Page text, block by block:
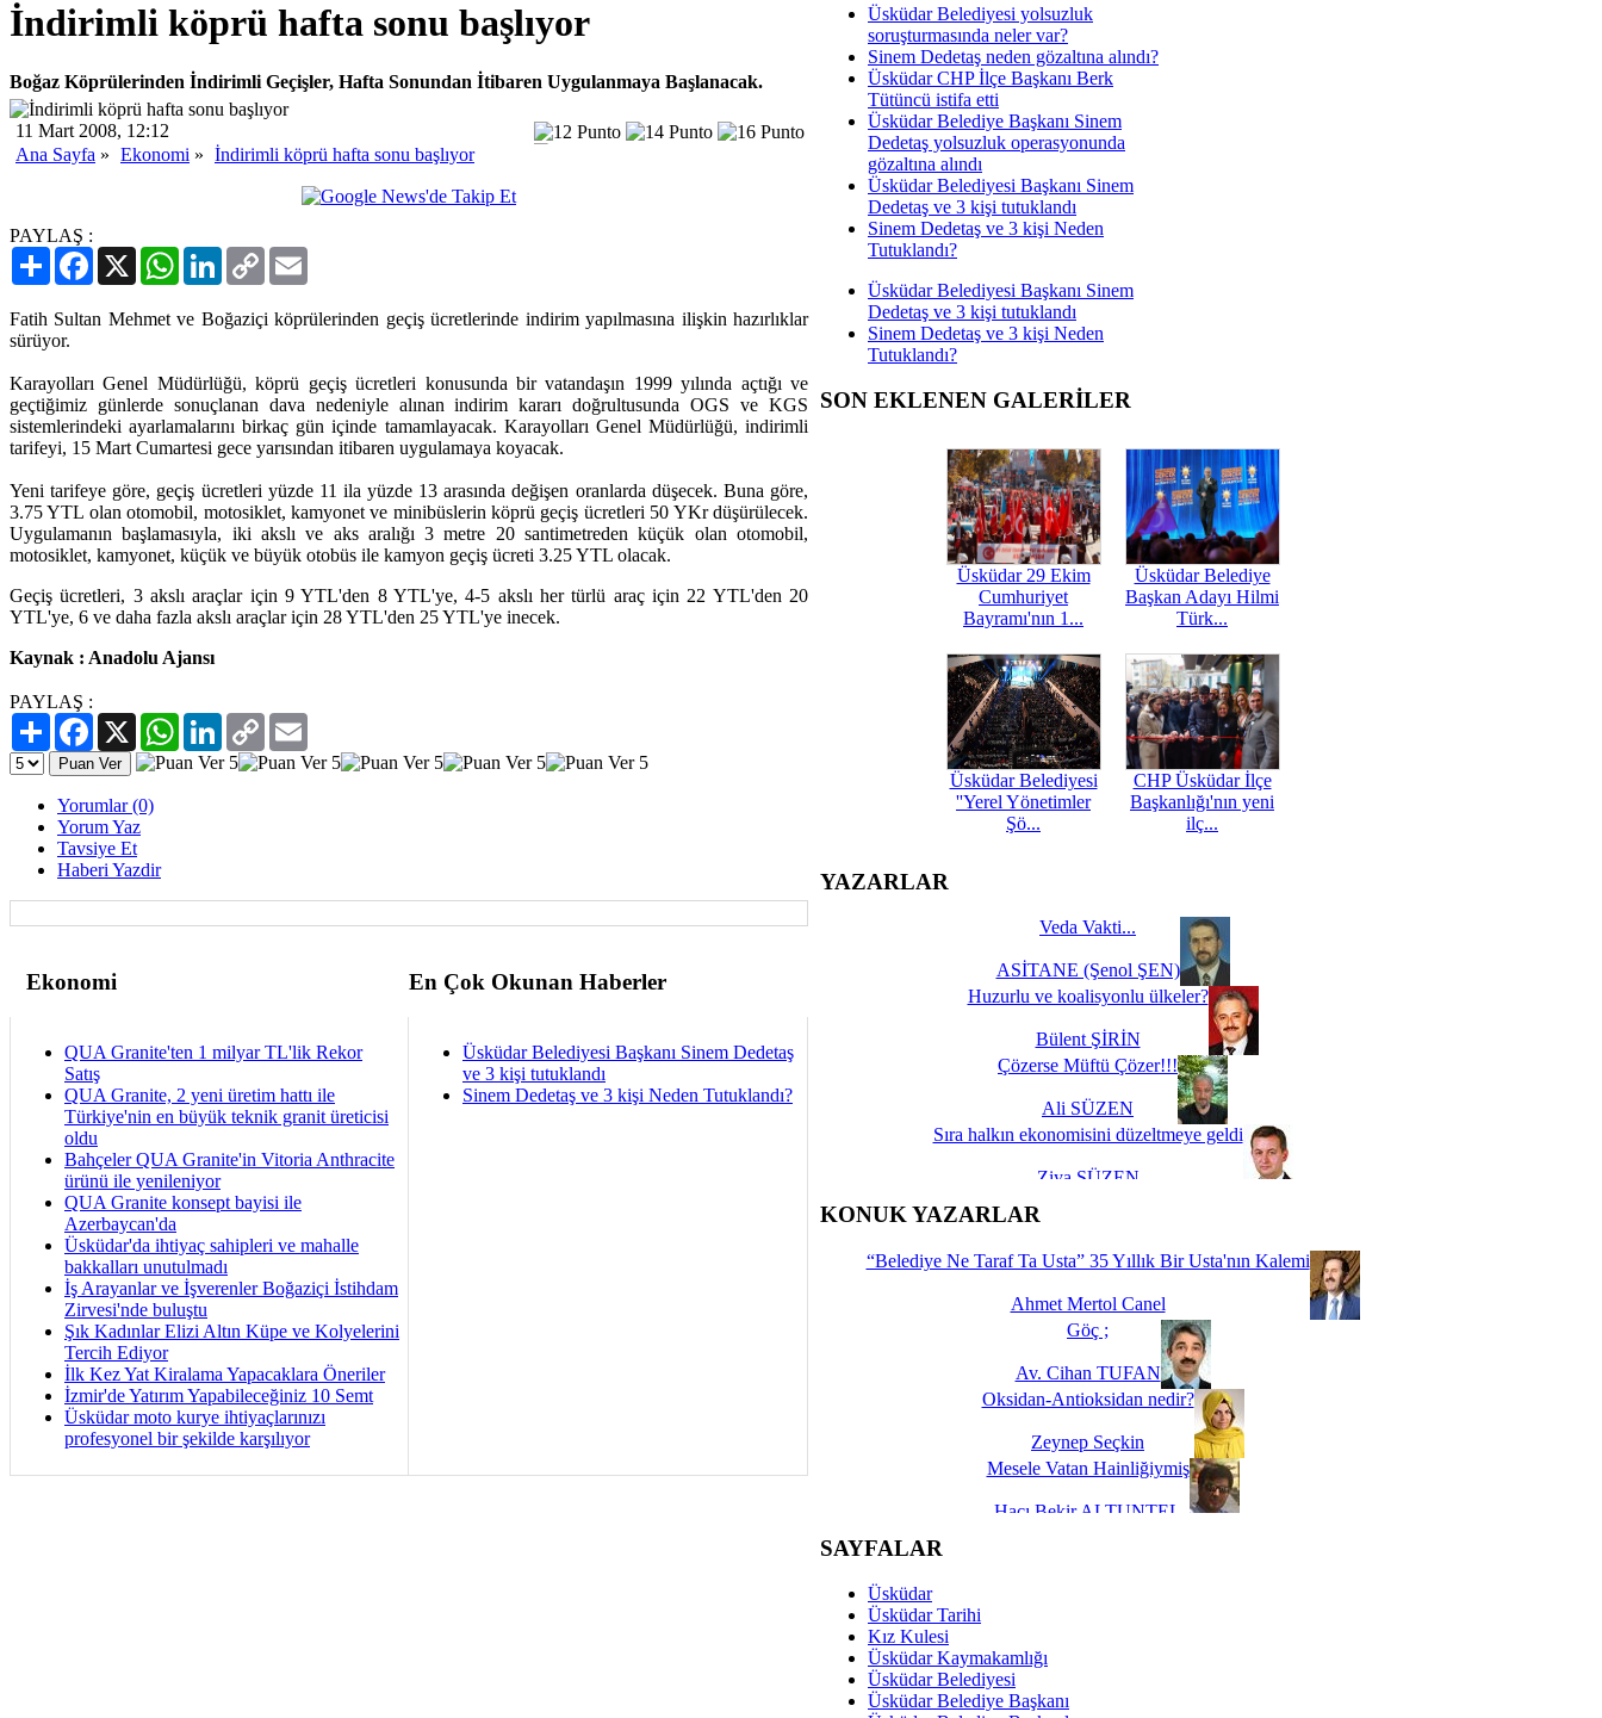
İndirimli köprü hafta sonu başlıyor
Boğaz Köprülerinden İndirimli Geçişler, Hafta Sonundan İtibaren Uygulanmaya Başlanacak.
11 Mart 2008, 12:12
Ana Sayfa » Ekonomi » İndirimli köprü hafta sonu başlıyor
PAYLAŞ :
PaylaşFacebook
X WhatsAppLinkedIn
Copy
Link
Fatih Sultan Mehmet ve Boğaziçi köprülerinden geçiş ücretlerinde indirim yapılmasına ilişkin hazırlıklar
sürüyor.
Karayolları Genel Müdürlüğü, köprü geçiş ücretleri konusunda bir vatandaşın 1999 yılında açtığı ve
geçtiğimiz günlerde sonuçlanan dava nedeniyle alınan indirim kararı doğrultusunda OGS ve KGS
sistemlerindeki ayarlamalarını birkaç gün içinde tamamlayacak. Karayolları Genel Müdürlüğü, indirimli
tarifeyi, 15 Mart Cumartesi gece yarısından itibaren uygulamaya koyacak.
Yeni tarifeye göre, geçiş ücretleri yüzde 11 ila yüzde 13 arasında değişen oranlarda düşecek. Buna göre,
3.75 YTL olan otomobil, motosiklet, kamyonet ve minibüslerin köprü geçiş ücretleri 50 YKr düşürülecek.
Uygulamanın başlamasıyla, iki akslı ve aks aralığı 3 metre 20 santimetreden küçük olan otomobil,
motosiklet, kamyonet, küçük ve büyük otobüs ile kamyon geçiş ücreti 3.25 YTL olacak.
Geçiş ücretleri, 3 akslı araçlar için 9 YTL'den 8 YTL'ye, 4-5 akslı her türlü araç için 22 YTL'den 20
YTL'ye, 6 ve daha fazla akslı araçlar için 28 YTL'den 25 YTL'ye inecek.
Kaynak : Anadolu Ajansı
PAYLAŞ :
PaylaşFacebook
X WhatsAppLinkedIn
Copy
Link
Yorumlar (0)
Yorum Yaz
Tavsiye Et
Haberi Yazdir
Ekonomi En Çok Okunan Haberler
QUA Granite'ten 1 milyar TL'lik Rekor
Satış
QUA Granite, 2 yeni üretim hattı ile
Türkiye'nin en büyük teknik granit üreticisi
oldu
Bahçeler QUA Granite'in Vitoria Anthracite
ürünü ile yenileniyor
QUA Granite konsept bayisi ile
Azerbaycan'da
Üsküdar'da ihtiyaç sahipleri ve mahalle
bakkalları unutulmadı
İş Arayanlar ve İşverenler Boğaziçi İstihdam
Zirvesi'nde buluştu
Şık Kadınlar Elizi Altın Küpe ve Kolyelerini
Tercih Ediyor
İlk Kez Yat Kiralama Yapacaklara Öneriler
İzmir'de Yatırım Yapabileceğiniz 10 Semt
Üsküdar moto kurye ihtiyaçlarınızı
profesyonel bir şekilde karşılıyor
Üsküdar Belediyesi Başkanı Sinem Dedetaş
ve 3 kişi tutuklandı
Sinem Dedetaş ve 3 kişi Neden Tutuklandı?
Üsküdar Belediyesi yolsuzluk
soruşturmasında neler var?
Sinem Dedetaş neden gözaltına alındı?
Üsküdar CHP İlçe Başkanı Berk
Tütüncü istifa etti
Üsküdar Belediye Başkanı Sinem
Dedetaş yolsuzluk operasyonunda
gözaltına alındı
Üsküdar Belediyesi Başkanı Sinem
Dedetaş ve 3 kişi tutuklandı
Sinem Dedetaş ve 3 kişi Neden
Tutuklandı?
Üsküdar Belediyesi Başkanı Sinem
Dedetaş ve 3 kişi tutuklandı
Sinem Dedetaş ve 3 kişi Neden
Tutuklandı?
SON EKLENEN GALERİLER
Üsküdar 29 Ekim
Cumhuriyet
Bayramı'nın 1...
Üsküdar Belediye
Başkan Adayı Hilmi
Türk...
Üsküdar Belediyesi
''Yerel Yönetimler
Şö...
CHP Üsküdar İlçe
Başkanlığı'nın yeni
ilç...
YAZARLAR
Veda Vakti...
ASİTANE (Şenol ŞEN)
Huzurlu ve koalisyonlu ülkeler?
Bülent ŞİRİN
Çözerse Müftü Çözer!!!
Ali SÜZEN
Sıra halkın ekonomisini düzeltmeye geldi
Ziya SÜZEN
İşte Biz buyuz...
KONUK YAZARLAR
“Belediye Ne Taraf Ta Usta” 35 Yıllık Bir Usta'nın Kalemi
Ahmet Mertol Canel
Göç ;
Av. Cihan TUFAN
Oksidan-Antioksidan nedir?
Zeynep Seçkin
Mesele Vatan Hainliğiymiş
Hacı Bekir ALTUNTEL
Dünya Fani, Ama Kısa Bir Süre De Olsa Burdayız
Savaş ŞENEL
Hukukun Adaleti Kalmadı Üstadım!
SAYFALAR
Üsküdar
Üsküdar Tarihi
Kız Kulesi
Üsküdar Kaymakamlığı
Üsküdar Belediyesi
Üsküdar Belediye Başkanı